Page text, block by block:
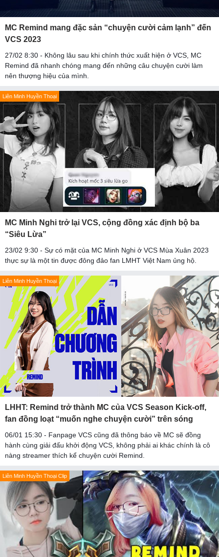
MC Remind mang đặc sản “chuyện cười cảm lạnh” đến
VCS 2023
27/02 8:30 - Không lâu sau khi chính thức xuất hiện ở VCS, MC
Remind đã nhanh chóng mang đến những câu chuyện cười làm
nên thượng hiệu của mình.
Liên Minh Huyền Thoại
MC Minh Nghi trở lại VCS, cộng đồng xác định bộ ba
“Siêu Lừa”
23/02 9:30 - Sự có mặt của MC Minh Nghi ở VCS Mùa Xuân 2023
thực sự là một tin được đông đảo fan LMHT Việt Nam ủng hộ.
Liên Minh Huyền Thoại
LHHT: Remind trở thành MC của VCS Season Kick-off,
fan đồng loạt “muốn nghe chuyện cười” trên sóng
06/01 15:30 - Fanpage VCS cũng đã thông báo về MC sẽ đồng
hành cùng giải đấu khởi động VCS, không phải ai khác chính là cô
nàng streamer thích kể chuyện cười Remind.
Liên Minh Huyền Thoại Clip